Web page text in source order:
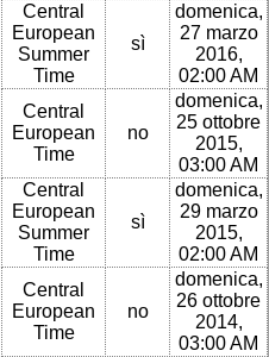
Central
European
Summer
Time
sì
domenica,
27 marzo
2016,
02:00 AM
Central
European
Time
no
domenica,
25 ottobre
2015,
03:00 AM
Central
European
Summer
Time
sì
domenica,
29 marzo
2015,
02:00 AM
Central
European
Time
no
domenica,
26 ottobre
2014,
03:00 AM